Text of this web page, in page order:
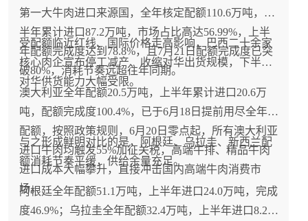
第一大牛肉进口来源国，全年核定配额110.6万吨，上
半年累计进口87.2万吨，市场占比高达56.99%，上半
年配额完成度达到78.8%，且7月21日配额完成度已突
破80%，消耗节奏远超往年同期。
受配额临近红线、国际价格走高影响，巴西二十余家
核心肉企宣布停工减产、收缩对华出货规模，下半年
对华供货能力大幅受限。
澳大利亚全年配额20.5万吨，上半年累计进口20.6万
吨，配额完成度100.4%，已于6月18日提前用尽全年
配额，按照政策规则，6月20日零点起，所有澳大利亚
进口牛肉均触发55%加征关税，高端牛排、精品牛肉
进口成本大幅攀升，直接冲击国内高端牛肉消费市
场。
与之形成鲜明对比的是，阿根廷、乌拉圭、新西兰配
额消耗节奏平缓，供给余量充足。
阿根廷全年配额51.1万吨，上半年进口24.0万吨，完成
度46.9%；乌拉圭全年配额32.4万吨，上半年进口8.2